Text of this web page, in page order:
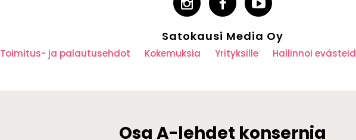
Satokausi Media Oy
Toimitus- ja palautusehdot Kokemuksia Yrityksille Hallinnoi
Osa A-lehdet konsernia